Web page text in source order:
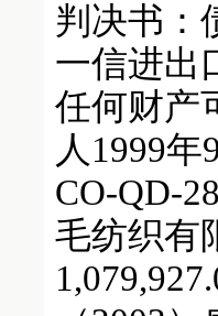
判决书：
一信进出
任何财产
人1999
CO-QD-
毛纺织有